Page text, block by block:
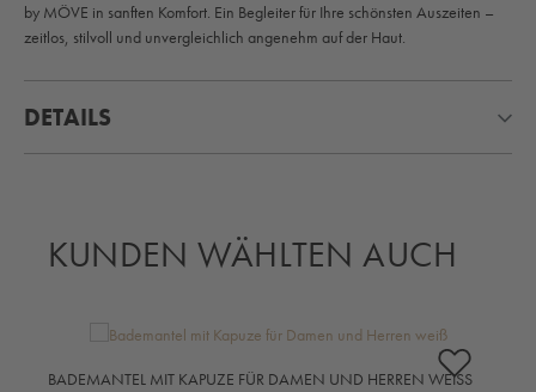
by MÖVE in sanften Komfort. Ein Begleiter für Ihre schönsten Auszeiten –
zeitlos, stilvoll und unvergleichlich angenehm auf der Haut.
DETAILS
KUNDEN WÄHLTEN AUCH
BADEMANTEL MIT KAPUZE FÜR DAMEN UND HERREN WEISS